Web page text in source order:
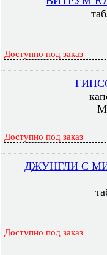
Доступно под заказ
Доступно под заказ
ДЖУНГЛИ С
Доступно под заказ